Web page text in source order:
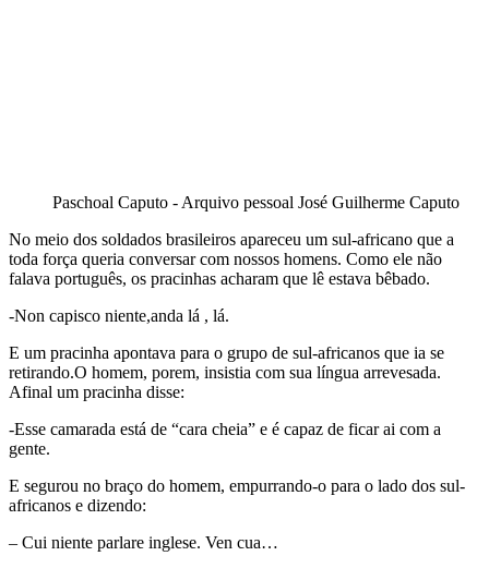
Paschoal Caputo - Arquivo pessoal José Guilherme Caputo
No meio dos soldados brasileiros apareceu um sul-africano que a
toda força queria conversar com nossos homens. Como ele não
falava português, os pracinhas acharam que lê estava bêbado.
-Non capisco niente,anda lá , lá.
E um pracinha apontava para o grupo de sul-africanos que ia se
retirando.O homem, porem, insistia com sua língua arrevesada.
Afinal um pracinha disse:
-Esse camarada está de “cara cheia” e é capaz de ficar ai com a
gente.
E segurou no braço do homem, empurrando-o para o lado dos sul-
africanos e dizendo:
– Cui niente parlare inglese. Ven cua…